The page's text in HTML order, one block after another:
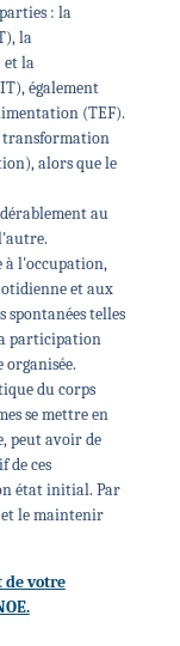
: la
la
et la
également
(TEF).
transformation
alors que le
au
à l'occupation,
et aux
spontanées telles
participation
du corps
se mettre en
peut avoir de
de ces
état initial. Par
et le maintenir
de votre